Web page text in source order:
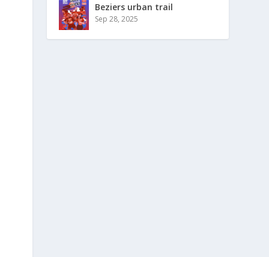
Beziers urban trail
Sep 28, 2025